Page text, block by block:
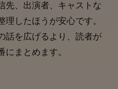
先、出演者、キャストな
理したほうが安心です。
話を広げるより、読者が
まとめます。